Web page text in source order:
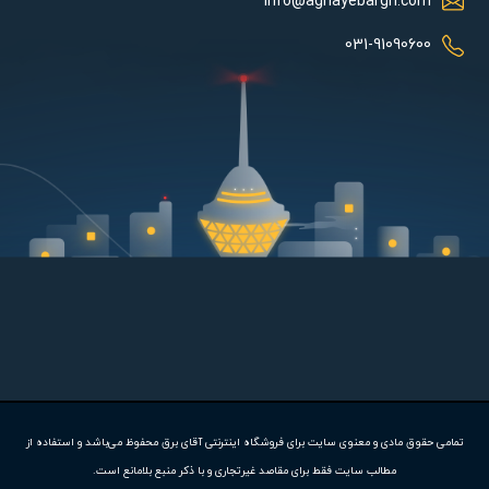
متاسفانه این کالا در حال
حاضر موجود نیست.
صورت تصویری است. قابلیت استفاده از پنل دوم در واقع استفاده از دو
پنل ورودی در دو درب ساختمان می باشد.
ای دی سبز رنگ قرار دارند که امکان دید در شب را فراهم می کنند و
تصاویری با کیفیت را در نور کم فراهم می آورند. یکی از ویژگی های
منحصر به فرد پنل زنگ آیفون تصویری الکتروپیک استفاده از دوربین
های SONY است که این محصول را از سایر پنل های مشابه متمایز کرده
031-91090600
تمامی حقوق مادی و معنوی سایت برای فروشگاه اینترنتی آقای برق محفوظ می‌باشد و استفاده از
مطالب سایت فقط برای مقاصد غیرتجاری و با ذکر منبع بلامانع است.